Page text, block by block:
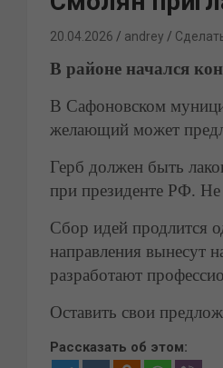
20.04.2026 andrey
В районе начался
В Сафоновском
желающий может
Герб должен быть
при президенте РФ.
Сбор идей продлится
направления вынесут
разработают
Оставить свои
Рассказать об этом: